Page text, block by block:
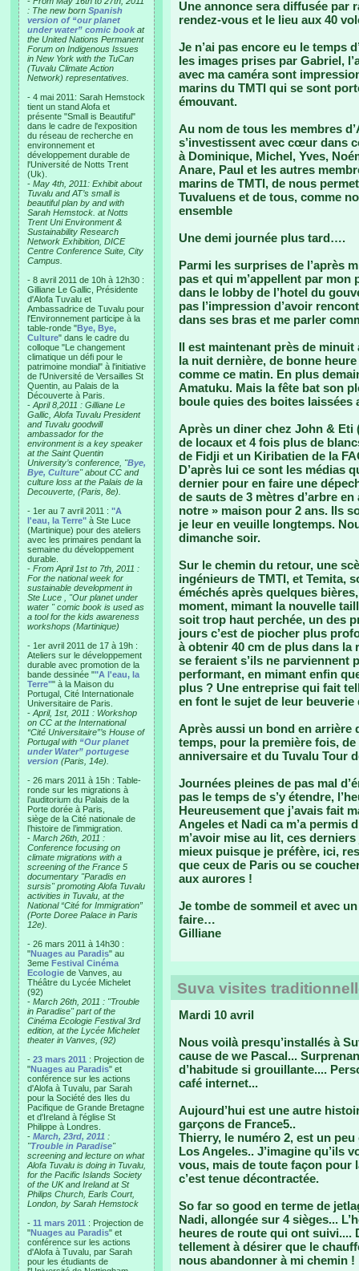
: The new born Spanish
version of “our planet
under water” comic book at
the United Nations Permanent
Forum on Indigenous Issues
in New York with the TuCan
(Tuvalu Climate Action
Network) representatives.
- 4 mai 2011: Sarah Hemstock
tient un stand Alofa et
présente "Small is Beautiful"
dans le cadre de l'exposition
du réseau de recherche en
environnement et
développement durable de
l'Université de Notts Trent
(Uk).
- May 4th, 2011: Exhibit about
Tuvalu and AT’s small is
beautiful plan by and with
Sarah Hemstock. at Notts
Trent Uni Environment &
Sustainability Research
Network Exhibition, DICE
Centre Conference Suite, City
Campus.
- 8 avril 2011 de 10h à 12h30 :
Gilliane Le Gallic, Présidente
d'Alofa Tuvalu et
Ambassadrice de Tuvalu pour
l'Environnement participe à la
table-ronde "Bye, Bye,
Culture" dans le cadre du
colloque "Le changement
climatique un défi pour le
patrimoine mondial" à l'initiative
de l'Université de Versailles St
Quentin, au Palais de la
Découverte à Paris.
- April 8,2011 : Gilliane Le
Gallic, Alofa Tuvalu President
and Tuvalu goodwill
ambassador for the
environment is a key speaker
at the Saint Quentin
University’s conference, "Bye,
Bye, Culture" about CC and
culture loss at the Palais de la
Decouverte, (Paris, 8e).
- 1er au 7 avril 2011 : "A
l'eau, la Terre" à Ste Luce
(Martinique) pour des ateliers
avec les primaires pendant la
semaine du développement
durable.
- From April 1st to 7th, 2011 :
For the national week for
sustainable development in
Ste Luce , "Our planet under
water " comic book is used as
a tool for the kids awareness
workshops (Martinique)
- 1er avril 2011 de 17 à 19h :
Ateliers sur le développement
durable avec promotion de la
bande dessinée ""A l'eau, la
Terre"" à la Maison du
Portugal, Cité Internationale
Universitaire de Paris.
- April, 1st, 2011 : Workshop
on CC at the International
“Cité Universitaire”’s House of
Portugal with “Our planet
under Water” portugese
version (Paris, 14e).
- 26 mars 2011 à 15h : Table-
ronde sur les migrations à
l’auditorium du Palais de la
Porte dorée à Paris,
siège de la Cité nationale de
l’histoire de l’immigration.
- March 26th, 2011 :
Conference focusing on
climate migrations with a
screening of the France 5
documentary "Paradis en
sursis" promoting Alofa Tuvalu
activities in Tuvalu, at the
National “Cité for Immigration”
(Porte Doree Palace in Paris
12e).
- 26 mars 2011 à 14h30 :
"Nuages au Paradis" au
3eme Festival Cinéma
Ecologie de Vanves, au
Théâtre du Lycée Michelet
(92)
- March 26th, 2011 : "Trouble
in Paradise" part of the
Cinéma Ecologie Festival 3rd
edition, at the Lycée Michelet
theater in Vanves, (92)
- 23 mars 2011 : Projection de
"Nuages au Paradis" et
conférence sur les actions
d'Alofa à Tuvalu, par Sarah
pour la Société des Iles du
Pacifique de Grande Bretagne
et d'Ireland à l'église St
Philippe à Londres.
- March, 23rd, 2011 :
"Trouble in Paradise"
screening and lecture on what
Alofa Tuvalu is doing in Tuvalu,
for the Pacific Islands Society
of the UK and Ireland at St
Philips Church, Earls Court,
London, by Sarah Hemstock
- 11 mars 2011 : Projection de
"Nuages au Paradis" et
conférence sur les actions
d'Alofa à Tuvalu, par Sarah
pour les étudiants de
Une annonce sera diffusée par
rendez-vous et le lieu aux 40
Je n’ai pas encore eu le temps
les images prises par Gabriel,
avec ma caméra sont
marins du TMTI qui se sont
émouvant.
Au nom de tous les membres
s’investissent avec cœur dans
à Dominique, Michel, Yves,
Anare, Paul et les autres
marins de TMTI, de nous
Tuvaluens et de tous, comme
ensemble
Une demi journée plus tard….
Parmi les surprises de l’après
pas et qui m’appellent par
dans le lobby de l’hotel du
pas l’impression d’avoir
dans ses bras et me parler
Il est maintenant près de
la nuit dernière, de bonne
comme ce matin. En plus
Amatuku. Mais la fête bat son
boule quies des boites
Après un diner chez John & Eti
de locaux et 4 fois plus de
de Fidji et un Kiribatien de la
D’après lui ce sont les médias
dernier pour en faire une
de sauts de 3 mètres d’arbre
notre » maison pour 2 ans. Ils
je leur en veuille longtemps.
dimanche soir.
Sur le chemin du retour, une
ingénieurs de TMTI, et Temita,
éméchés après quelques
moment, mimant la nouvelle
soit trop haut perchée, un des
jours c’est de piocher plus
à obtenir 40 cm de plus dans
se feraient s’ils ne parviennent
performant, en mimant enfin
plus ? Une entreprise qui fait
en font le sujet de leur
Après aussi un bond en arrière
temps, pour la première fois,
anniversaire et du Tuvalu Tour
Journées pleines de pas mal
pas le temps de s’y étendre,
Heureusement que j’avais fait
Angeles et Nadi ca m’a permis
m’avoir mise au lit, ces
mieux puisque je préfère, ici,
que ceux de Paris ou se
aux aurores !
Je tombe de sommeil et avec
faire…
Gilliane
Suva visites
Mardi 10 avril
Nous voilà presqu’installés à
cause de we Pascal...
d’habitude si grouillante....
café internet...
Aujourd’hui est une autre
garçons de France5..
Thierry, le numéro 2, est un
Los Angeles.. J’imagine qu’ils
vous, mais de toute façon pour
c’est tenue décontractée.
So far so good en terme de
Nadi, allongée sur 4 sièges...
heures de route qui ont suivi....
tellement à désirer que le
nous abandonner à mi chemin !